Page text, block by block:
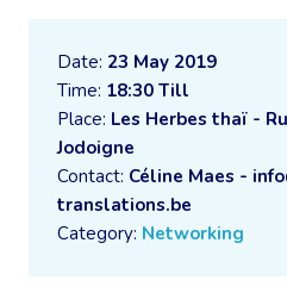
Date: 23 May 2019
Time: 18:30 Till
Place: Les Herbes thaï -
Jodoigne
Contact: Céline Maes -
translations.be
Category: Networking